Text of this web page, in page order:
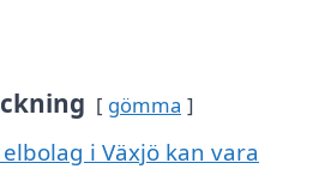
gömma
i Växjö kan vara